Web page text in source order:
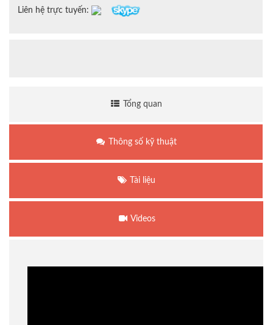
Liên hệ trực tuyến:
Tổng quan
Thông số kỹ thuật
Tài liệu
Videos